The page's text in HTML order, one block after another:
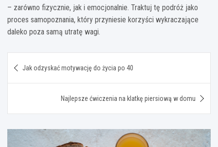
– zarówno fizycznie, jak i emocjonalnie. Traktuj tę podróż jako
proces samopoznania, który przyniesie korzyści wykraczające
daleko poza samą utratę wagi.
wpisu
Jak odzyskać motywację do życia po 40
Najlepsze ćwiczenia na klatkę piersiową w domu